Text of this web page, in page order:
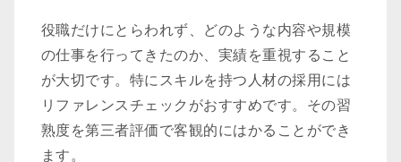
役職だけにとらわれず、どのような内容や規模
の仕事を行ってきたのか、実績を重視すること
が大切です。特にスキルを持つ人材の採用には
リファレンスチェックがおすすめです。その習
熟度を第三者評価で客観的にはかることができ
ます。